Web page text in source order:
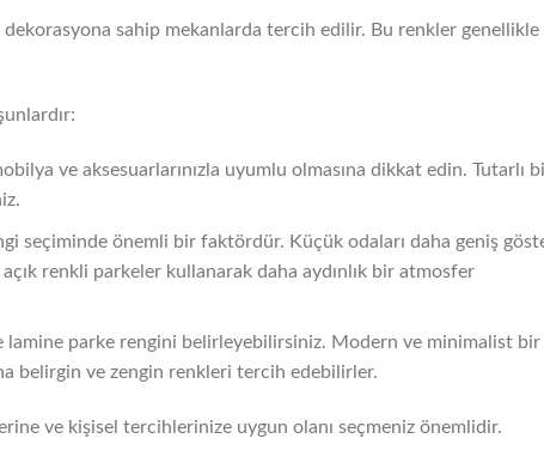
sahip mekanlarda tercih edilir. Bu renkler genellikle
ve aksesuarlarınızla uyumlu olmasına dikkat edin. Tutarlı
seçiminde önemli bir faktördür. Küçük odaları daha geniş
renkli parkeler kullanarak daha aydınlık bir atmosfer
lamine parke rengini belirleyebilirsiniz. Modern ve minimalist bir
belirgin ve zengin renkleri tercih edebilirler.
ve kişisel tercihlerinize uygun olanı seçmeniz önemlidir.